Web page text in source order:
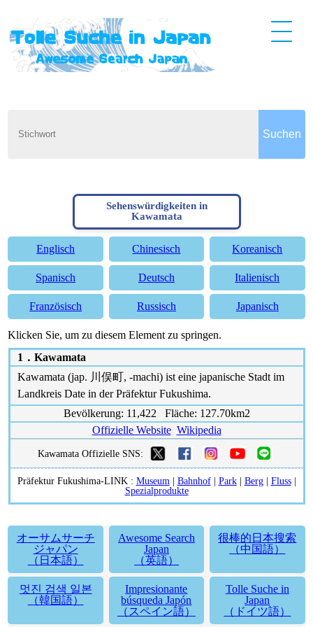
Sehenswürdigkeiten in
Kawamata
Englisch Chinesisch Koreanisch
Spanisch Deutsch Italienisch
Französisch Russisch Japanisch
Klicken Sie, um zu diesem Element zu springen.
1． Kawamata
Kawamata (jap. 川俣町, -machi) ist eine japanische Stadt im
Landkreis Date in der Präfektur Fukushima.
Bevölkerung: 11,422 Fläche: 127.70km2
Offizielle Website Wikipedia
Kawamata Offizielle SNS:
Präfektur Fukushima-LINK : Museum | Bahnhof| Park| Berg| Fluss|
Spezialprodukte
オーサムサーチ
ジャパン
（日本語）
Awesome Search
Japan
（英語）
很棒的日本搜索
（中国語）
멋진 검색 일본
（韓国語）
Impresionante
búsqueda Japón
（スペイン語）
Tolle Suche in
Japan
（ドイツ語）